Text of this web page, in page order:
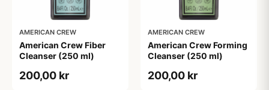
AMERICAN CREW
American Crew Fiber
Cleanser (250 ml)
200,00 kr
AMERICAN CREW
American Crew Forming
Cleanser (250 ml)
200,00 kr